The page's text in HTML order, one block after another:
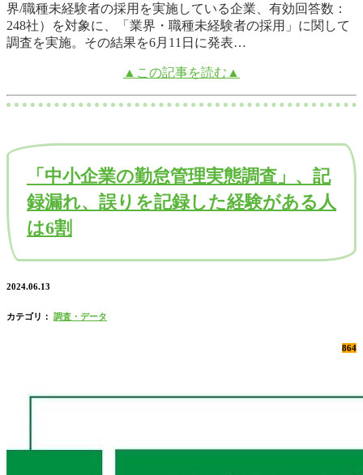
界/職種未経験者の採用を実施している企業、有効回答数：
248社）を対象に、「業界・職種未経験者の採用」に関して
調査を実施。その結果を6月11日に発表…
▲この記事を読む▲
「中小企業の勤怠管理実態調査」、記
録漏れ、誤りを記録した経験がある人
は6割
2024.06.13
カテゴリ： 調査・データ
864